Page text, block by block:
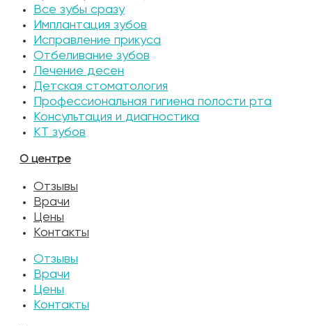
Все зубы сразу
Имплантация зубов
Исправление прикуса
Отбеливание зубов
Лечение десен
Детская стоматология
Профессиональная гигиена полости рта
Консультация и диагностика
КТ зубов
О центре
Отзывы
Врачи
Цены
Контакты
Отзывы
Врачи
Цены
Контакты